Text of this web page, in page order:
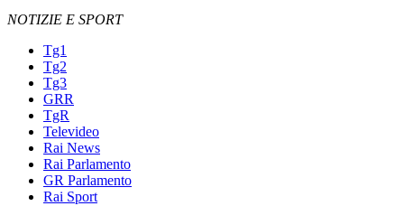
NOTIZIE E SPORT
Tg1
Tg2
Tg3
GRR
TgR
Televideo
Rai News
Rai Parlamento
GR Parlamento
Rai Sport